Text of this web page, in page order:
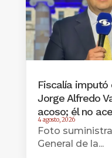
Fiscalía
Jorge Alfredo
acoso; él no
4 agosto, 2026
Foto
General de la...